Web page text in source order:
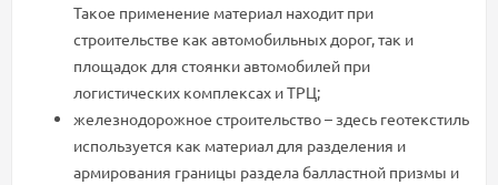
Такое применение материал находит при
строительстве как автомобильных дорог, так и
площадок для стоянки автомобилей при
логистических комплексах и ТРЦ;
железнодорожное строительство – здесь геотекстиль
используется как материал для разделения и
армирования границы раздела балластной призмы и